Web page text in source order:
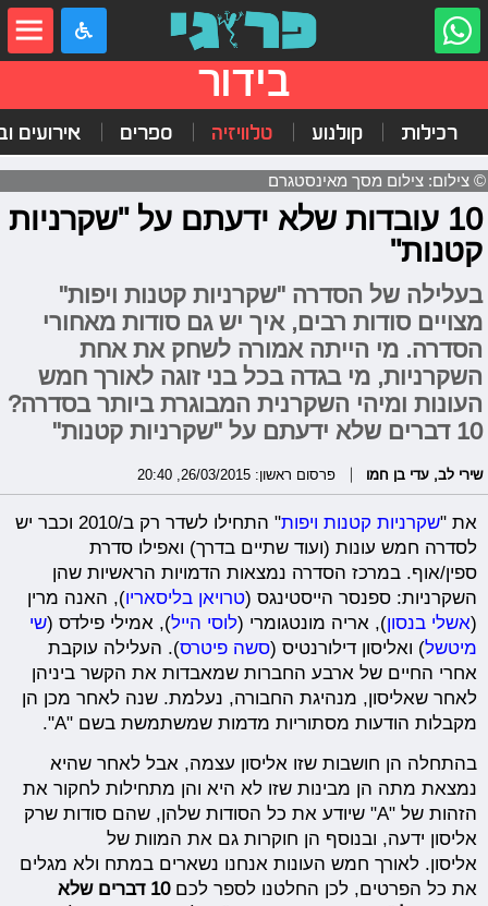
בידור
רכילות קולנוע טלוויזיה ספרים אירועים
© צילום: צילום מסך מאינסטגרם
10 עובדות שלא ידעתם על "שקרניות
קטנות"
בעלילה של הסדרה "שקרניות קטנות ויפות"
מצויים סודות רבים, איך יש גם סודות מאחורי
הסדרה. מי הייתה אמורה לשחק את אחת
השקרניות, מי בגדה בכל בני זוגה לאורך חמש
העונות ומיהי השקרנית המבוגרת ביותר בסדרה?
10 דברים שלא ידעתם על "שקרניות קטנות"
שירי לב, עדי בן חמו פרסום ראשון: 26/03/2015, 20:40
את "שקרניות קטנות ויפות
" התחילו לשדר רק ב/2010 וכבר יש
לסדרה חמש עונות (ועוד שתיים בדרך) ואפילו סדרת
ספין/אוף. במרכז הסדרה נמצאות הדמויות הראשיות שהן
השקרניות: ספנסר הייסטינגס (טרויאן בליסאריו), האנה מרין
(אשלי בנסון), אריה מונטגומרי (לוסי הייל), אמילי פילדס (שי
מיטשל) ואליסון דילורנטיס (סשה פיטרס). העלילה עוקבת
אחרי החיים של ארבע החברות שמאבדות את הקשר ביניהן
לאחר שאליסון, מנהיגת החבורה, נעלמת. שנה לאחר מכן הן
מקבלות הודעות מסתוריות מדמות שמשתמשת בשם "A".
בהתחלה הן חושבות שזו אליסון עצמה, אבל לאחר שהיא
נמצאת מתה הן מבינות שזו לא היא והן מתחילות לחקור את
הזהות של "A" שיודע את כל הסודות שלהן, שהם סודות שרק
אליסון ידעה, ובנוסף הן חוקרות גם את המוות של
אליסון. לאורך חמש העונות אנחנו נשארים במתח ולא מגלים
את כל הפרטים, לכן החלטנו לספר לכם
10 דברים שלא